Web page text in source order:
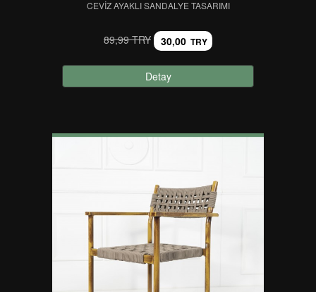
CEVIZ AYAKLI SANDALYE TASARIMI
89,99 TRY 30,00 TRY
Detay